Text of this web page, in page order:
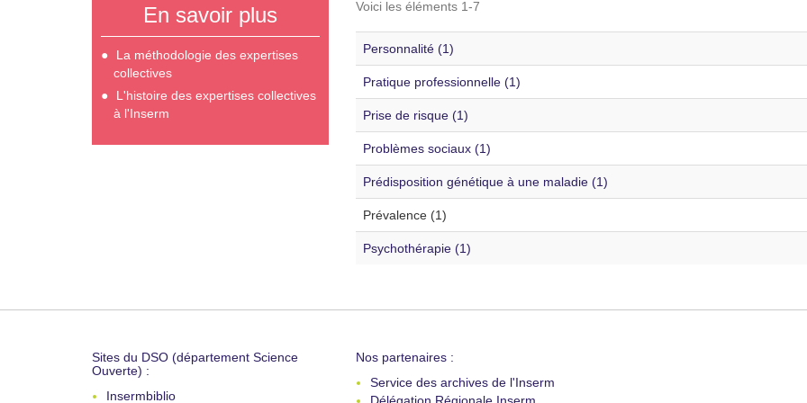
En savoir plus
La méthodologie des expertises
collectives
L'histoire des expertises collectives
à l'Inserm
Voici les éléments 1-7
Personnalité (1)
Pratique professionnelle (1)
Prise de risque (1)
Problèmes sociaux (1)
Prédisposition génétique à une maladie (1)
Prévalence (1)
Psychothérapie (1)
Sites du DSO (département Science
Ouverte) :
Insermbiblio
Nos partenaires :
Service des archives de l'Inserm